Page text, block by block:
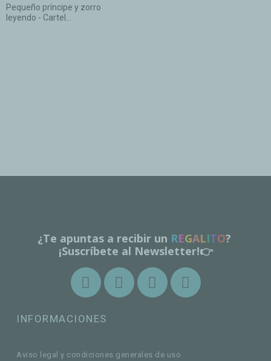
Pequeño príncipe y zorro
leyendo - Cartel...
¿Te apuntas a recibir un REGALITO?
¡Suscríbete al Newsletter!👉
INFORMACIONES
Aviso legal y condiciones generales de uso